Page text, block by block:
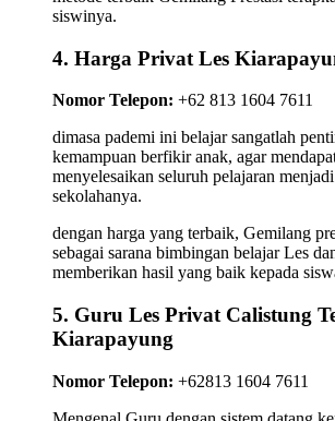
siswinya.
4. Harga Privat Les
Nomor Telepon: +62 813 1604 7611
dimasa pademi ini belajar sangatlah
kemampuan berfikir anak, agar
menyelesaikan seluruh pelajaran
sekolahanya.
dengan harga yang terbaik, Gemilang
sebagai sarana bimbingan belajar Les
memberikan hasil yang baik kepada
5. Guru Les Privat Calistung
Kiarapayung
Nomor Telepon: +62813 1604 7611